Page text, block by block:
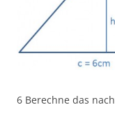
6 Berechne das